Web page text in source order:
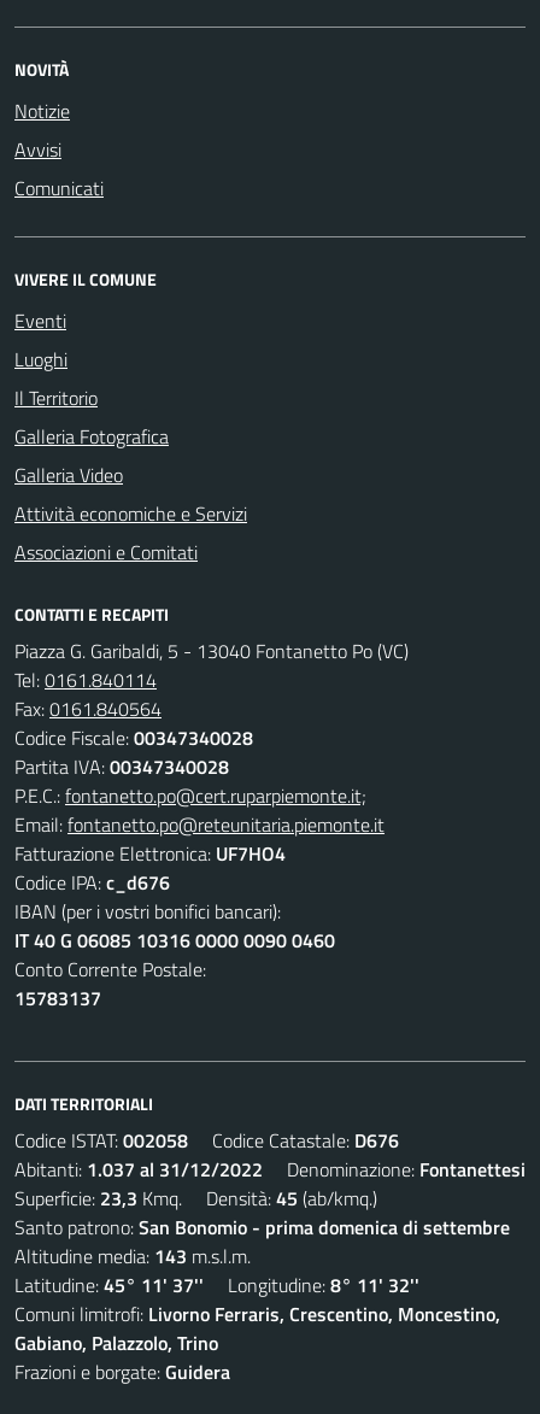
NOVITÀ
Notizie
Avvisi
Comunicati
VIVERE IL COMUNE
Eventi
Luoghi
Il Territorio
Galleria Fotografica
Galleria Video
Attività economiche e Servizi
Associazioni e Comitati
CONTATTI E RECAPITI
Piazza G. Garibaldi, 5 - 13040 Fontanetto Po (VC)
Tel:0161.840114
Fax:0161.840564
Codice Fiscale:00347340028
Partita IVA:00347340028
P.E.C.:fontanetto.po@cert.ruparpiemonte.it;
Email:fontanetto.po@reteunitaria.piemonte.it
Fatturazione Elettronica: UF7HO4
Codice IPA:c_d676
IBAN (per i vostri bonifici bancari):
IT 40 G 06085 10316 0000 0090 0460
Conto Corrente Postale:
15783137
DATI TERRITORIALI
Codice ISTAT:002058 Codice Catastale: D676
Abitanti: 1.037 al 31/12/2022 Denominazione: Fontanettesi
Superficie: 23,3 Kmq. Densità:45 (ab/kmq.)
Santo patrono:San Bonomio - prima domenica di settembre
Altitudine media: 143 m.s.l.m.
Latitudine:45° 11' 37'' Longitudine:8° 11' 32''
Comuni limitrofi: Livorno Ferraris, Crescentino, Moncestino,
Gabiano, Palazzolo, Trino
Frazioni e borgate:Guidera